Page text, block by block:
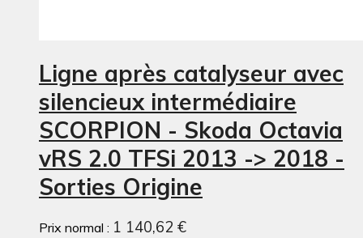
Ligne après catalyseur avec
silencieux intermédiaire
SCORPION - Skoda Octavia
vRS 2.0 TFSi 2013 -> 2018 -
Sorties Origine
Prix normal : 1 140,62 €